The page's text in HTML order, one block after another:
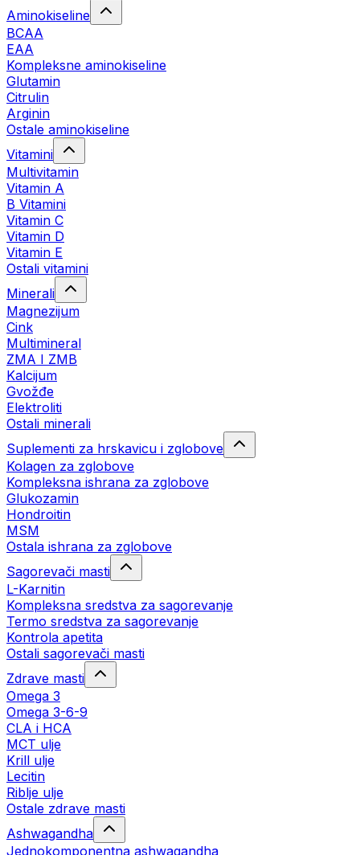
Aminokiseline
BCAA
ЕАА
Kompleksne aminokiseline
Glutamin
Citrulin
Arginin
Ostale aminokiseline
Vitamini
Multivitamin
Vitamin A
B Vitamini
Vitamin C
Vitamin D
Vitamin E
Ostali vitamini
Minerali
Magnezijum
Cink
Multimineral
ZMA I ZMB
Kalcijum
Gvožđe
Elektroliti
Ostali minerali
Suplementi za hrskavicu i zglobove
Kolagen za zglobove
Kompleksna ishrana za zglobove
Glukozamin
Hondroitin
MSM
Ostala ishrana za zglobove
Sagorevači masti
L-Karnitin
Kompleksna sredstva za sagorevanje
Termo sredstva za sagorevanje
Kontrola apetita
Ostali sagorevači masti
Zdrave masti
Omega 3
Omega 3-6-9
CLA i HCA
MCT ulje
Krill ulje
Lecitin
Riblje ulje
Ostale zdrave masti
Ashwagandha
Jednokomponentna ashwagandha